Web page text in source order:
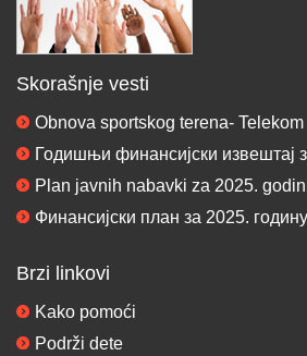
Skorašnje vesti
Obnova sportskog terena-
Годишњи финансијски извештај
Plan javnih nabavki za 2025.
Финансијски план за 2025. годину
Brzi linkovi
Kako pomoći
Podrži dete